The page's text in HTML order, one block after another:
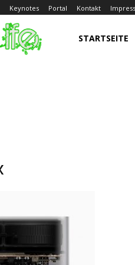
Keynotes Portal Kontakt
STARTSEITE